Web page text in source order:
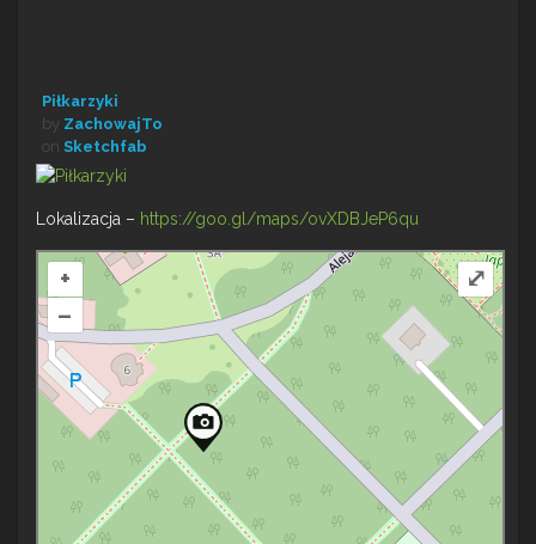
Piłkarzyki
by ZachowajTo
on Sketchfab
Lokalizacja – https://goo.gl/maps/ovXDBJeP6qu
+
–
⤢